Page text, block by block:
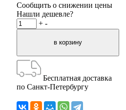
Сообщить о снижении цены
Нашли дешевле?
+ -
Бесплатная доставка
по Санкт-Петербургу